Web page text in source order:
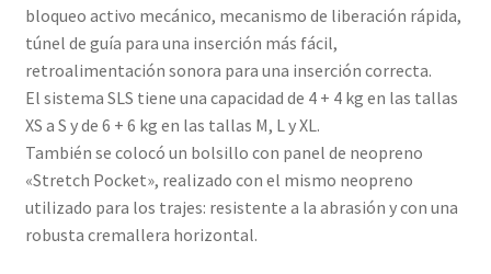
bloqueo activo mecánico, mecanismo de liberación rápida,
túnel de guía para una inserción más fácil,
retroalimentación sonora para una inserción correcta.
El sistema SLS tiene una capacidad de 4 + 4 kg en las tallas
XS a S y de 6 + 6 kg en las tallas M, L y XL.
También se colocó un bolsillo con panel de neopreno
«Stretch Pocket», realizado con el mismo neopreno
utilizado para los trajes: resistente a la abrasión y con una
robusta cremallera horizontal.